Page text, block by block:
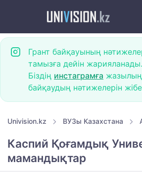
Грант байқауының
тамызға дейін жарияланады.
Біздің инстаграмға
байқаудың нәтижелерін
Univision.kz ВУЗы Казахстана
Каспий Қоғамдық
мамандықтар